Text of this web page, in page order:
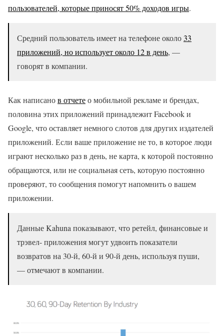
пользователей, которые приносят 50% доходов игры.
Средний пользователь имеет на телефоне около33
приложений, но использует около 12 в день, —
говорят в компании.
Как написанов отчетео мобильной рекламе и брендах,
половина этих приложений принадлежит Facebook и
Google, что оставляет немного слотов для других издателей
приложений. Если ваше приложение не то, в которое люди
играют несколько раз в день, не карта, к которой постоянно
обращаются, или не социальная сеть, которую постоянно
проверяют, то сообщения помогут напомнить о вашем
приложении.
Данные Kahuna показывают, что ретейл, финансовые и
трэвел- приложения могут удвоить показатели
возвратов на 30-й, 60-й и 90-й день, используя пуши,
— отмечают в компании.